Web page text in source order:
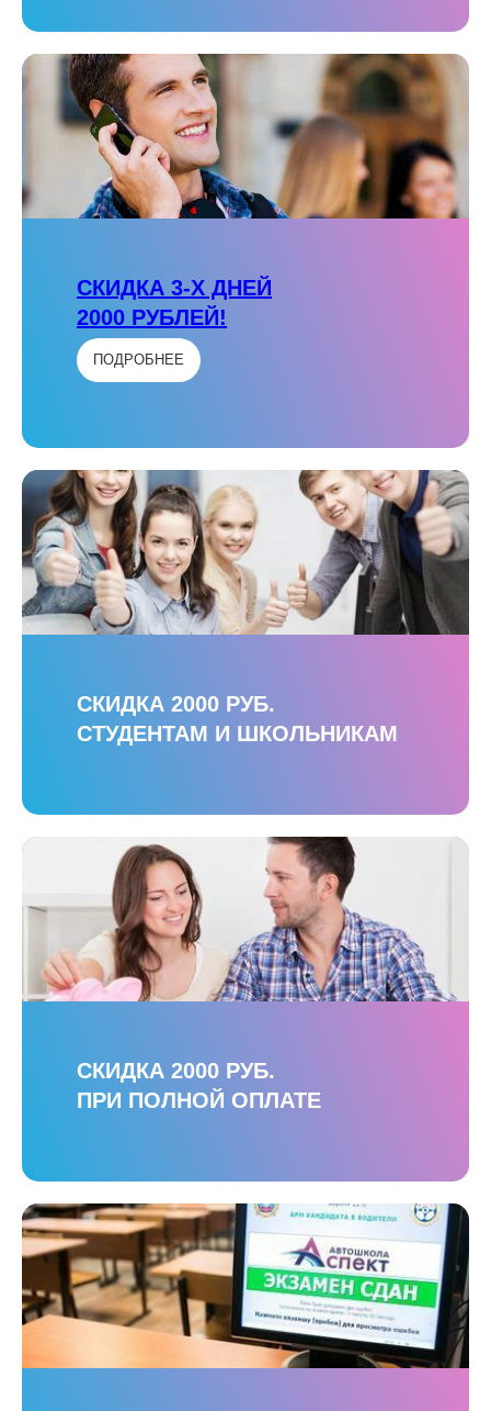
СКИДКА 3-Х ДНЕЙ
2000 РУБЛЕЙ!
ПОДРОБНЕЕ
СКИДКА 2000 РУБ.
СТУДЕНТАМ И ШКОЛЬНИКАМ
СКИДКА 2000 РУБ.
ПРИ ПОЛНОЙ ОПЛАТЕ